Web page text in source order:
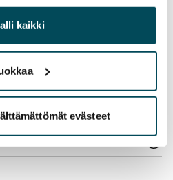
tietoihin, joita olet antanut
olet käyttänyt heidän
kaikki
evästeet